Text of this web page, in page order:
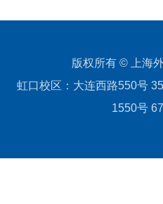
版权所有 © 上海
虹口校区：大连西路550号
1550号